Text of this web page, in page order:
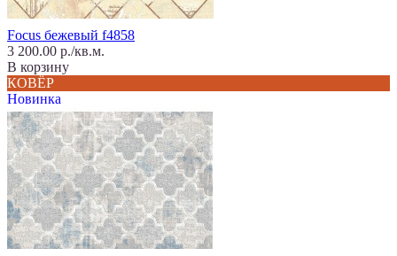
Focus бежевый f4858
3 200.00 р./кв.м.
В корзину
КОВЁР
Новинка